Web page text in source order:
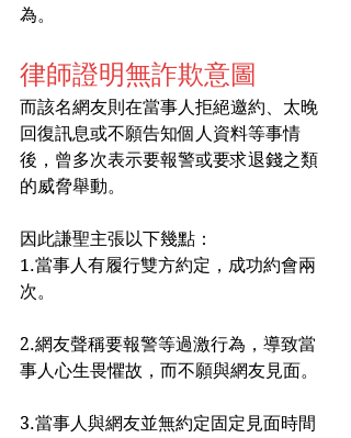
為。
律師證明無詐欺意圖
而該名網友則在當事人拒絕邀約、太晚
回復訊息或不願告知個人資料等事情
後，曾多次表示要報警或要求退錢之類
的威脅舉動。
因此謙聖主張以下幾點：
1.當事人有履行雙方約定，成功約會兩
次。
2.網友聲稱要報警等過激行為，導致當
事人心生畏懼故，而不願與網友見面。
3.當事人與網友並無約定固定見面時間